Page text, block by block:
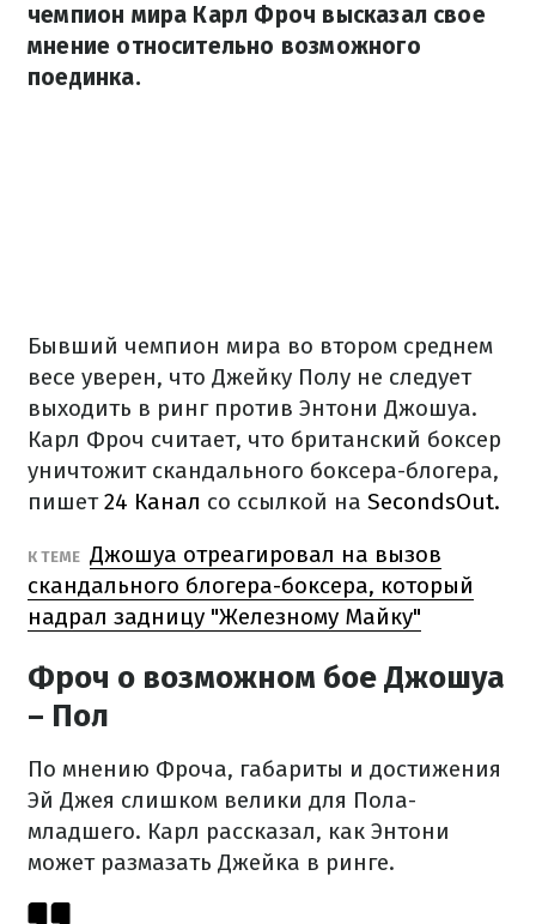
чемпион мира Карл Фроч высказал свое
мнение относительно возможного
поединка.
Бывший чемпион мира во втором среднем
весе уверен, что Джейку Полу не следует
выходить в ринг против Энтони Джошуа.
Карл Фроч считает, что британский боксер
уничтожит скандального боксера-блогера,
пишет24 Канал со ссылкой на SecondsOut.
К ТЕМЕ Джошуа отреагировал на вызов
скандального блогера-боксера, который
надрал задницу "Железному Майку"
Фроч о возможном бое Джошуа
– Пол
По мнению Фроча, габариты и достижения
Эй Джея слишком велики для Пола-
младшего. Карл рассказал, как Энтони
может размазать Джейка в ринге.